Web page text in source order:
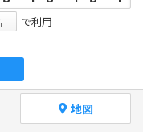
で利用
地図